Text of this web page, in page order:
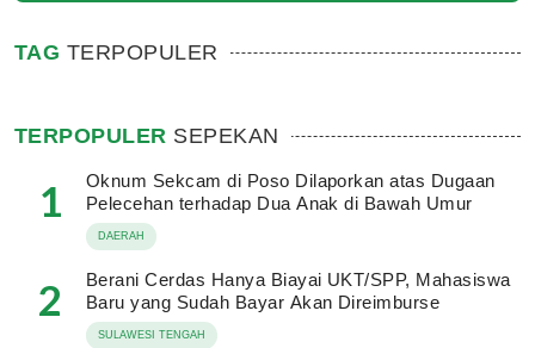
TAG TERPOPULER
TERPOPULER SEPEKAN
1
Oknum Sekcam di Poso Dilaporkan atas Dugaan
Pelecehan terhadap Dua Anak di Bawah Umur
DAERAH
2
Berani Cerdas Hanya Biayai UKT/SPP, Mahasiswa
Baru yang Sudah Bayar Akan Direimburse
SULAWESI TENGAH